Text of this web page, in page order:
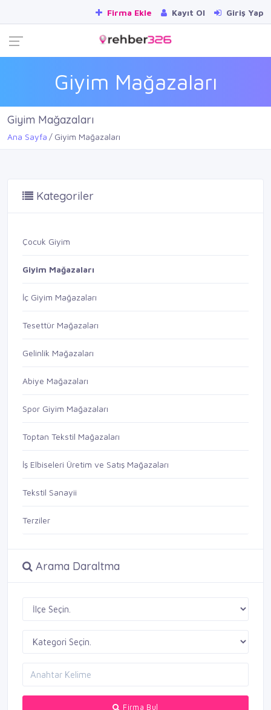
Firma Ekle Kayıt Ol Giriş Yap
Giyim Mağazaları
Giyim Mağazaları
Ana Sayfa Giyim Mağazaları
Kategoriler
Çocuk Giyim
Giyim Mağazaları
İç Giyim Mağazaları
Tesettür Mağazaları
Gelinlik Mağazaları
Abiye Mağazaları
Spor Giyim Mağazaları
Toptan Tekstil Mağazaları
İş Elbiseleri Üretim ve Satış Mağazaları
Tekstil Sanayii
Terziler
Arama Daraltma
Firma Bul